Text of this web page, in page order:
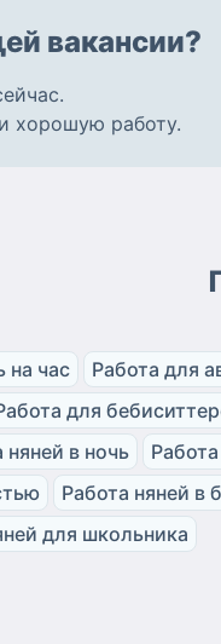
вакансии?
хорошую работу.
на час Работа для
для
няней в ночь
Работа няней в
для школьника